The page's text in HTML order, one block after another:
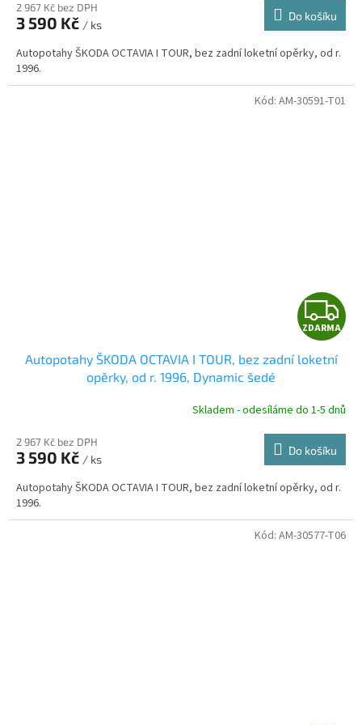
A
2 967 Kč bez DPH
3 590 Kč / ks
Do košíku
Autopotahy ŠKODA OCTAVIA I TOUR, bez zadní loketní opěrky, od r.
1996.
Z
D
R
A
ZDARMA
Autopotahy ŠKODA OCTAVIA I TOUR, bez zadní loketní
opěrky, od r. 1996, Dynamic šedé
Skladem - odesíláme do 1-5 dnů
2 967 Kč bez DPH
3 590 Kč / ks
Do košíku
Autopotahy ŠKODA OCTAVIA I TOUR, bez zadní loketní opěrky, od r.
1996.
Kód: AM-30591-T01
Kód: AM-30577-T06